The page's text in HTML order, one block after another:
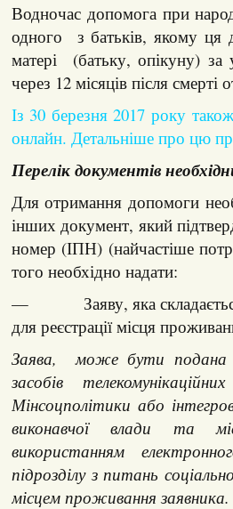
Водночас допомога при
одного з батьків, якому ця
матері (батьку, опікуну)
через 12 місяців після
Із 30 березня 2017 року
онлайн. Детальніше про цю
Перелік документів
Для отримання допомоги
інших документ, який
номер (ІПН) (найчастіше
того необхідно надати:
— Заяву, яка складається у
для реєстрації місця
Заява, може бути подана
засобів
Мінсоцполітики або
виконавчої влади та
використанням
підрозділу з питань
місцем проживання заявника.